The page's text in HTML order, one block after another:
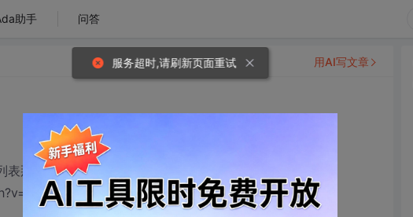
助手 问答
表那样的效果
2分58秒左右时可以看到
用AI写文章
服务超时,请刷新页面重试